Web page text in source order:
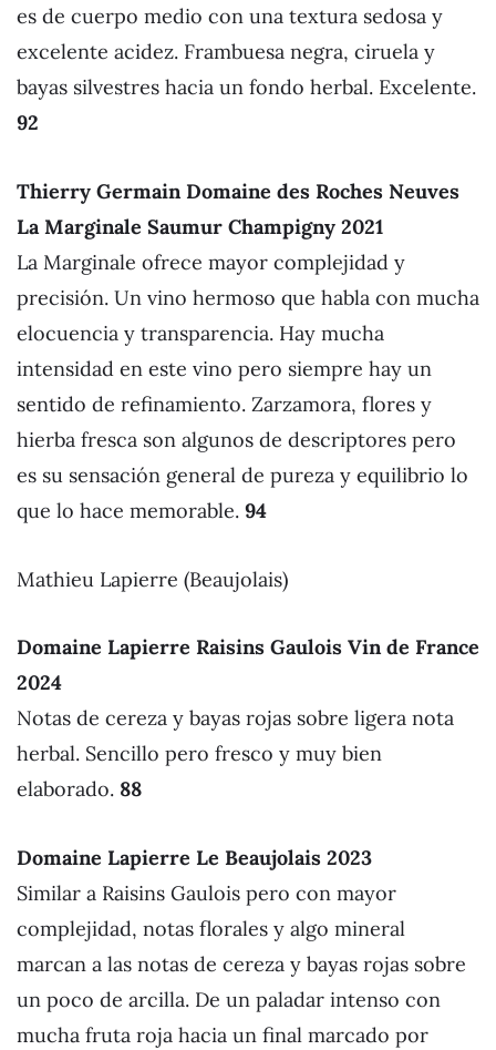
es de cuerpo medio con una textura sedosa y
excelente acidez. Frambuesa negra, ciruela y
bayas silvestres hacia un fondo herbal. Excelente.
92
Thierry Germain Domaine des Roches Neuves
La Marginale Saumur Champigny 2021
La Marginale ofrece mayor complejidad y
precisión. Un vino hermoso que habla con mucha
elocuencia y transparencia. Hay mucha
intensidad en este vino pero siempre hay un
sentido de refinamiento. Zarzamora, flores y
hierba fresca son algunos de descriptores pero
es su sensación general de pureza y equilibrio lo
que lo hace memorable. 94
Mathieu Lapierre (Beaujolais)
Domaine Lapierre Raisins Gaulois Vin de France
2024
Notas de cereza y bayas rojas sobre ligera nota
herbal. Sencillo pero fresco y muy bien
elaborado. 88
Domaine Lapierre Le Beaujolais 2023
Similar a Raisins Gaulois pero con mayor
complejidad, notas florales y algo mineral
marcan a las notas de cereza y bayas rojas sobre
un poco de arcilla. De un paladar intenso con
mucha fruta roja hacia un final marcado por